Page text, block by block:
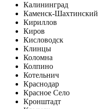
Калининград
Каменск-Шахтинский
Кириллов
Киров
Кисловодск
Клинцы
Коломна
Колпино
Котельнич
Краснодар
Красное Село
Кронштадт